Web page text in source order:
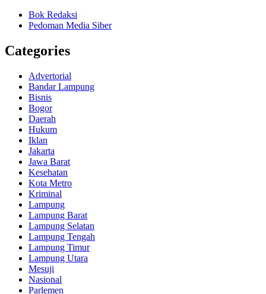
Bok Redaksi
Pedoman Media Siber
Categories
Advertorial
Bandar Lampung
Bisnis
Bogor
Daerah
Hukum
Iklan
Jakarta
Jawa Barat
Kesehatan
Kota Metro
Kriminal
Lampung
Lampung Barat
Lampung Selatan
Lampung Tengah
Lampung Timur
Lampung Utara
Mesuji
Nasional
Parlemen